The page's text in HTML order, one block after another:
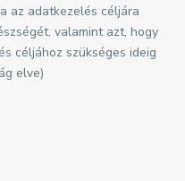
az adatkezelés céljára
valamint azt, hogy
céljához szükséges ideig
elve)